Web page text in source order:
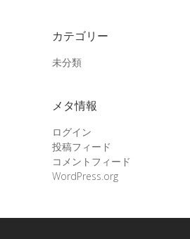
カテゴリー
未分類
メタ情報
ログイン
投稿フィード
コメントフィード
WordPress.org